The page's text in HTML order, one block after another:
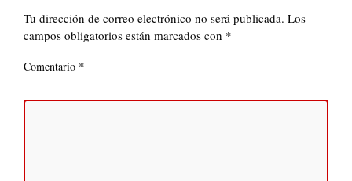
Tu dirección de correo electrónico no será publicada. Los
campos obligatorios están marcados con *
Comentario *